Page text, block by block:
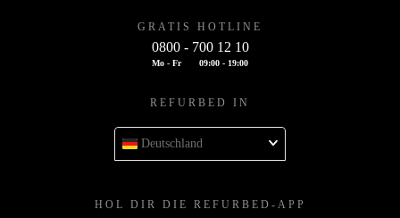
GRATIS HOTLINE
0800 - 700 12 10
Mo - Fr 09:00 - 19:00
REFURBED IN
Deutschland
HOL DIR DIE REFURBED-APP